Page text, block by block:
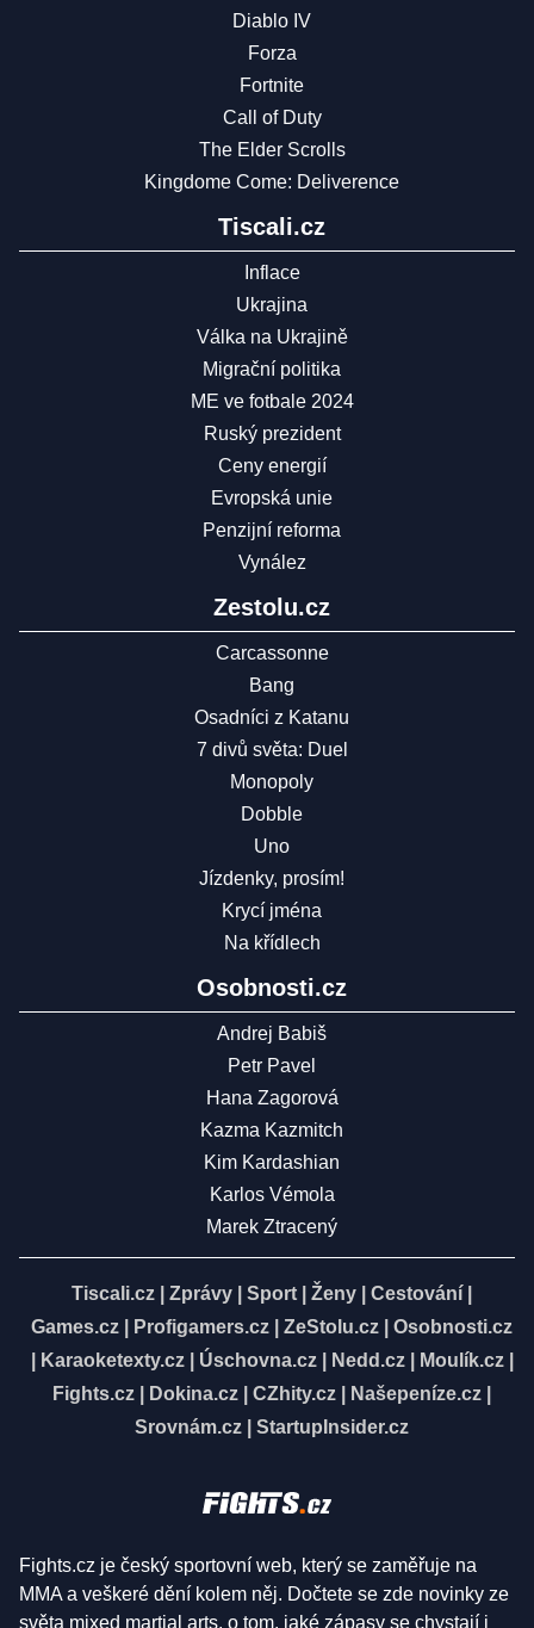
Diablo IV
Forza
Fortnite
Call of Duty
The Elder Scrolls
Kingdome Come: Deliverence
Tiscali.cz
Inflace
Ukrajina
Válka na Ukrajině
Migrační politika
ME ve fotbale 2024
Ruský prezident
Ceny energií
Evropská unie
Penzijní reforma
Vynález
Zestolu.cz
Carcassonne
Bang
Osadníci z Katanu
7 divů světa: Duel
Monopoly
Dobble
Uno
Jízdenky, prosím!
Krycí jména
Na křídlech
Osobnosti.cz
Andrej Babiš
Petr Pavel
Hana Zagorová
Kazma Kazmitch
Kim Kardashian
Karlos Vémola
Marek Ztracený
Tiscali.cz Zprávy Sport Ženy Cestování
Games.cz
Profigamers.cz ZeStolu.cz
Osobnosti.cz
Karaoketexty.cz| Úschovna.cz| Nedd.cz| Moulík.cz|
Fights.cz
Dokina.cz CZhity.cz Našepeníze.cz
Srovnám.cz
StartupInsider.cz
Fights.cz je český sportovní web, který se zaměřuje na
MMA a veškeré dění kolem něj. Dočtete se zde novinky ze
světa mixed martial arts, o tom, jaké zápasy se chystají i